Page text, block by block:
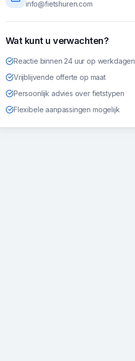
info@fietshuren.com
Wat kunt u verwachten?
Reactie binnen 24 uur op werkdagen
Vrijblijvende offerte op maat
Persoonlijk advies over fietstypen
Flexibele aanpassingen mogelijk